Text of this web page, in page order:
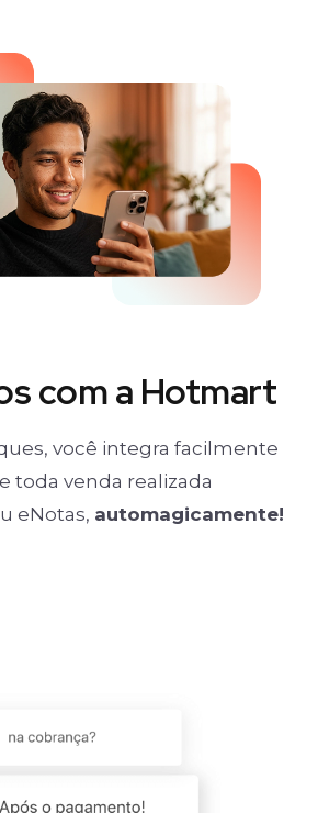
com a Hotmart
você integra facilmente
toda venda realizada
eNotas, automagicamente!